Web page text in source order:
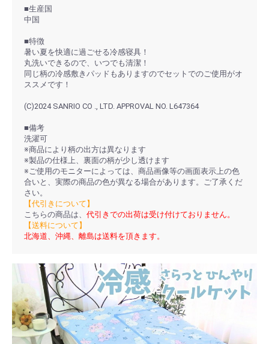
■生産国
中国
■特徴
暑い夏を快適に過ごせる冷感寝具！
丸洗いできるので、いつでも清潔！
同じ柄の冷感敷きパッドもありますのでセットでのご使用がオ
ススメです！
(C)2024 SANRIO CO ., LTD. APPROVAL NO. L647364
■備考
洗濯可
※商品により柄の出方は異なります
※製品の仕様上、裏面の柄が少し透けます
※ご使用のモニターによっては、商品画像等の画面表示上の色
合いと、実際の商品の色が異なる場合があります。ご了承くだ
さい。
【代引きについて】
こちらの商品は、 代引きでの出荷は受け付けておりません。
【送料について】
北海道、沖縄、離島は送料を頂きます。